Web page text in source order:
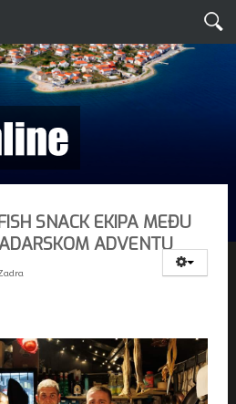
SNACK EKIPA MEĐU
ADVENTU